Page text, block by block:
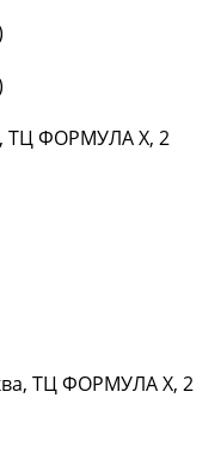
ТЦ ФОРМУЛА Х, 2
ТЦ ФОРМУЛА Х, 2